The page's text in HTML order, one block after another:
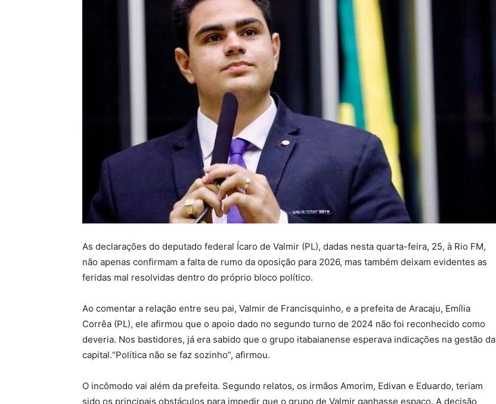
As declarações do deputado federal Ícaro de Valmir (PL), dadas nesta quarta-feira, 25, à Rio FM,
não apenas confirmam a falta de rumo da oposição para 2026, mas também deixam evidentes as
feridas mal resolvidas dentro do próprio bloco político.
Ao comentar a relação entre seu pai, Valmir de Francisquinho, e a prefeita de Aracaju, Emília
Corrêa (PL), ele afirmou que o apoio dado no segundo turno de 2024 não foi reconhecido como
deveria. Nos bastidores, já era sabido que o grupo itabaianense esperava indicações na gestão da
capital.“Política não se faz sozinho”, afirmou.
O incômodo vai além da prefeita. Segundo relatos, os irmãos Amorim, Edivan e Eduardo, teriam
sido os principais obstáculos para impedir que o grupo de Valmir ganhasse espaço. A decisão